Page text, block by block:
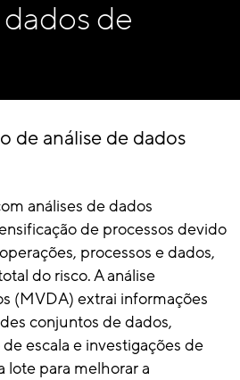
de
de análise de dados
análises de dados
de processos devido
processos e dados,
do risco. A análise
(MVDA) extrai informações
conjuntos de dados,
escala e investigações de
lote para melhorar a